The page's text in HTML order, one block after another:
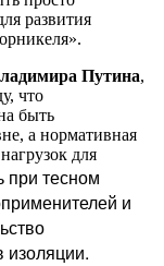
развития
Путина,
что
быть
а нормативная
для
при тесном
и
изоляции.